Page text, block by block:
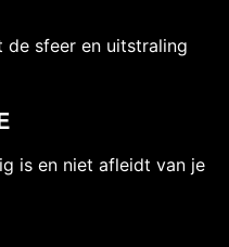
sfeer en uitstraling
is en niet afleidt van je